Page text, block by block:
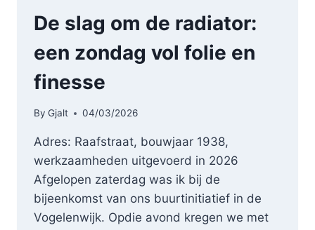
De slag om de radiator:
een zondag vol folie en
finesse
By Gjalt 04/03/2026
Adres: Raafstraat, bouwjaar 1938,
werkzaamheden uitgevoerd in 2026
Afgelopen zaterdag was ik bij de
bijeenkomst van ons buurtinitiatief in de
Vogelenwijk. Opdie avond kregen we met